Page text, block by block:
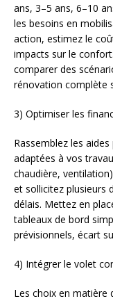
ans, 3–5 ans, 6–10
les besoins en
action, estimez le
impacts sur le
comparer des
rénovation complète
3) Optimiser les
Rassemblez les
adaptées à vos
chaudière,
et sollicitez plusieurs
délais. Mettez en
tableaux de bord
prévisionnels, écart
4) Intégrer le volet
Les choix en matière